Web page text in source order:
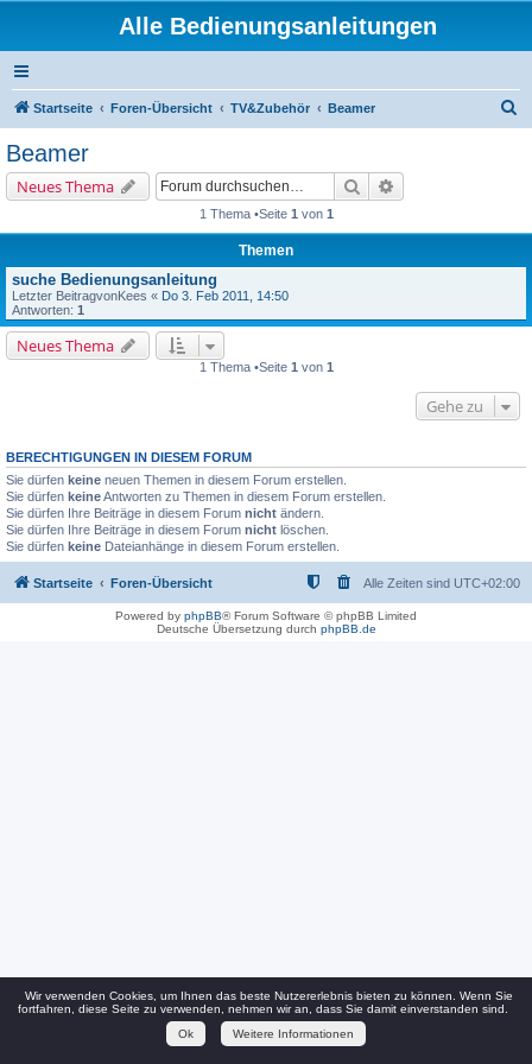
Alle Bedienungsanleitungen
Startseite Foren-Übersicht TV&Zubehör Beamer
Beamer
Neues Thema Suche
1 Thema •Seite 1 von 1
Themen
suche Bedienungsanleitung
Letzter BeitragvonKees « Do 3. Feb 2011, 14:50
Antworten: 1
Neues Thema
1 Thema •Seite 1 von 1
Gehe zu
BERECHTIGUNGEN IN DIESEM FORUM
Sie dürfen keine neuen Themen in diesem Forum erstellen.
Sie dürfen keineAntworten zu Themen in diesem Forum erstellen.
Sie dürfen Ihre Beiträge in diesem Forum nicht ändern.
Sie dürfen Ihre Beiträge in diesem Forum nicht löschen.
Sie dürfen keine Dateianhänge in diesem Forum erstellen.
Startseite Foren-Übersicht Alle Zeiten sind UTC+02:00
Powered by phpBB® Forum Software © phpBB Limited
Deutsche Übersetzung durch phpBB.de
Wir verwenden Cookies, um Ihnen das beste Nutzererlebnis bieten zu können. Wenn Sie
fortfahren, diese Seite zu verwenden, nehmen wir an, dass Sie damit einverstanden sind.
Ok
Weitere Informationen